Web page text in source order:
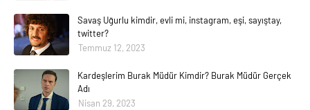
Savaş Uğurlu kimdir, evli mi, instagram, eşi, sayıştay,
twitter?
Temmuz 12, 2023
Kardeşlerim Burak Müdür Kimdir? Burak Müdür Gerçek
Adı
Nisan 29, 2023